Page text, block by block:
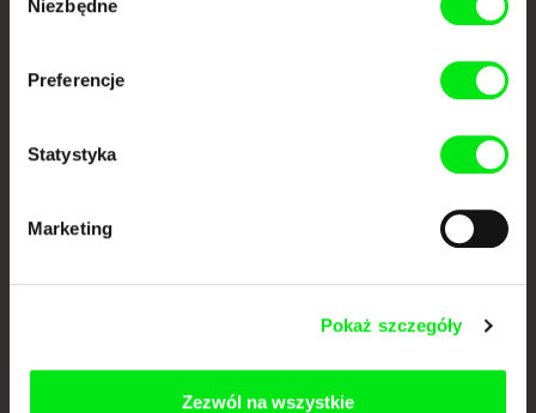
zgody
Niezbędne
Preferencje
Statystyka
Marketing
Pokaż szczegóły
Zezwól na wszystkie
DOK Leipzig